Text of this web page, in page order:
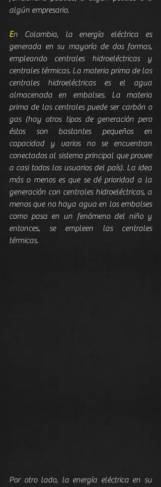
algún empresario.
En Colombia, la energía eléctrica es
generada en su mayoría de dos formas,
empleando centrales hidroeléctricas y
centrales térmicas. La materia prima de las
centrales hidroeléctricas es el agua
almacenada en embalses. La materia
prima de las centrales puede ser carbón o
gas (hay otros tipos de generación pero
éstos son bastantes pequeños en
capacidad y varios no se encuentran
conectados al sistema principal que provee
a casi todos los usuarios del país). La idea
más o menos es que se dé prioridad a la
generación con centrales hidroeléctricas, a
menos que no haya agua en los embalses
como pasa en un fenómeno del niño y
entonces, se empleen las centrales
térmicas.
Por otro lado, la energía eléctrica en su